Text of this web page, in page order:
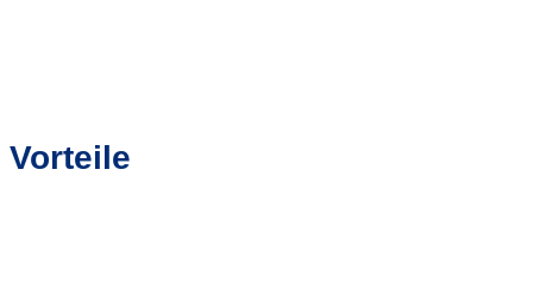
Vorteile